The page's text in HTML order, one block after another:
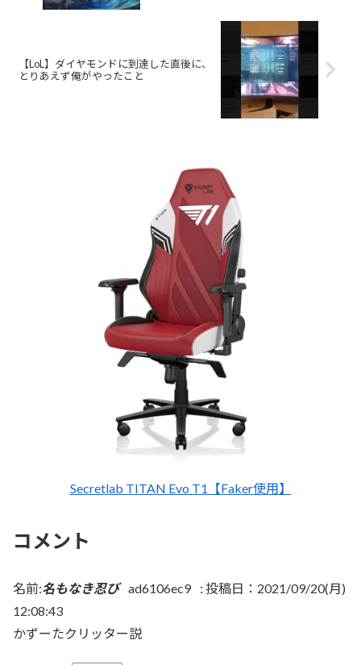
【LoL】ダイヤモンドに到達した直後に、
とりあえず俺がやったこと
Secretlab TITAN Evo T1【Faker使用】
コメント
名前:名もなき忍び ad6106ec9 : 投稿日：2021/09/20(月)
12:08:43
かずーたクリッター説